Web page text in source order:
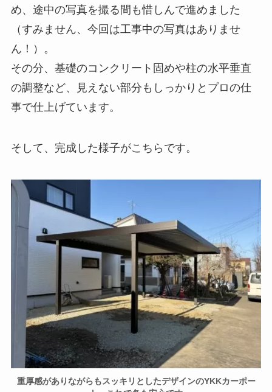
め、途中の写真を撮る間も惜しんで進めました
（すみません、今回は工事中の写真はありませ
ん！）。
その分、基礎のコンクリート固めや柱の水平垂直
の調整など、見えない部分もしっかりとプロの仕
事で仕上げています。
そして、完成した様子がこちらです。
重厚感がありながらもスッキリとしたデザインのYKKカーポー